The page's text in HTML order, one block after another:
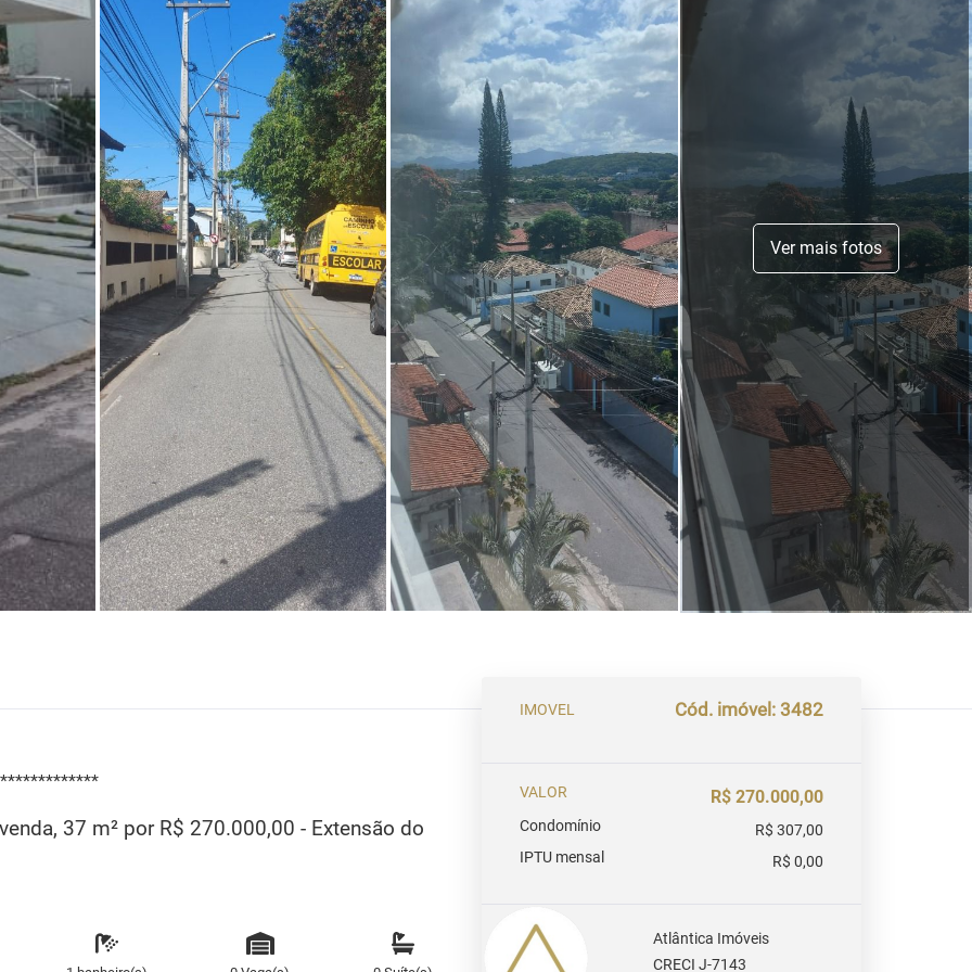
Ver mais fotos
37 m² por R$ 270.000,00 - Extensão do
IMOVEL Cód. imóvel: 3482
VALOR R$ 270.000,00
Condomínio
R$ 307,00
IPTU mensal
R$ 0,00
Atlântica Imóveis
CRECI J-7143